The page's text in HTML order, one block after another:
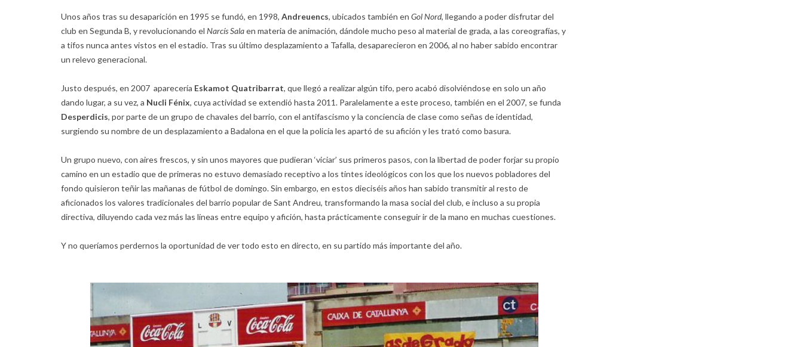
Unos años tras su desaparición en 1995 se fundó, en 1998, Andreuencs, ubicados también en Gol Nord, llegando a poder disfrutar del
club en Segunda B, y revolucionando el Narcís Salaen materia de animación, dándole mucho peso al material de grada, a las coreografías, y
a tifos nunca antes vistos en el estadio. Tras su último desplazamiento a Tafalla, desaparecieron en 2006, al no haber sabido encontrar
un relevo generacional.
Justo después, en 2007 aparecería Eskamot Quatribarrat, que llegó a realizar algún tifo, pero acabó disolviéndose en solo un año
dando lugar, a su vez, a Nucli Fénix, cuya actividad se extendió hasta 2011. Paralelamente a este proceso, también en el 2007, se funda
Desperdicis, por parte de un grupo de chavales del barrio, con el antifascismo y la conciencia de clase como señas de identidad,
surgiendo su nombre de un desplazamiento a Badalona en el que la policía les apartó de su afición y les trató como basura.
Un grupo nuevo, con aires frescos, y sin unos mayores que pudieran ‘viciar’ sus primeros pasos, con la libertad de poder forjar su propio
camino en un estadio que de primeras no estuvo demasiado receptivo a los tintes ideológicos con los que los nuevos pobladores del
fondo quisieron teñir las mañanas de fútbol de domingo. Sin embargo, en estos dieciséis años han sabido transmitir al resto de
aficionados los valores tradicionales del barrio popular de Sant Andreu, transformando la masa social del club, e incluso a su propia
directiva, diluyendo cada vez más las líneas entre equipo y afición, hasta prácticamente conseguir ir de la mano en muchas cuestiones.
Y no queríamos perdernos la oportunidad de ver todo esto en directo, en su partido más importante del año.